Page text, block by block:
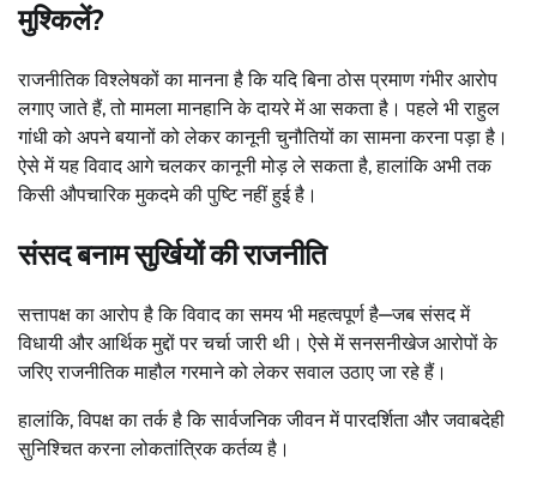
मुश्किलें?
राजनीतिक विश्लेषकों का मानना है कि यदि बिना ठोस प्रमाण गंभीर आरोप
लगाए जाते हैं, तो मामला मानहानि के दायरे में आ सकता है। पहले भी राहुल
गांधी को अपने बयानों को लेकर कानूनी चुनौतियों का सामना करना पड़ा है।
ऐसे में यह विवाद आगे चलकर कानूनी मोड़ ले सकता है, हालांकि अभी तक
किसी औपचारिक मुकदमे की पुष्टि नहीं हुई है।
संसद बनाम सुर्खियों की राजनीति
सत्तापक्ष का आरोप है कि विवाद का समय भी महत्वपूर्ण है—जब संसद में
विधायी और आर्थिक मुद्दों पर चर्चा जारी थी। ऐसे में सनसनीखेज आरोपों के
जरिए राजनीतिक माहौल गरमाने को लेकर सवाल उठाए जा रहे हैं।
हालांकि, विपक्ष का तर्क है कि सार्वजनिक जीवन में पारदर्शिता और जवाबदेही
सुनिश्चित करना लोकतांत्रिक कर्तव्य है।